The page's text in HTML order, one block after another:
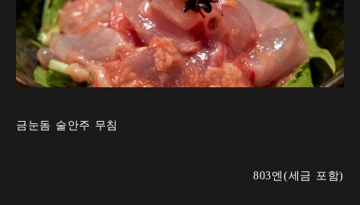
금눈돔 술안주 무침
803엔(세금 포함)